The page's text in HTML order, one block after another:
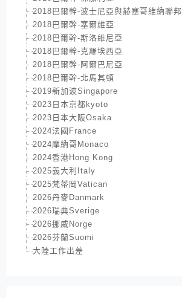
2018巴爾幹-波士尼亞與赫塞哥維納聯邦
2018巴爾幹-塞爾維亞
2018巴爾幹-斯洛維尼亞
2018巴爾幹-克羅埃西亞
2018巴爾幹-阿爾巴尼亞
2018巴爾幹-北馬其頓
2019新加波Singapore
2023日本京都kyoto
2023日本大阪Osaka
2024法國France
2024摩納哥Monaco
2024香港Hong Kong
2025義大利Italy
2025梵蒂岡Vatican
2026丹麥Danmark
2026瑞典Sverige
2026挪威Norge
2026芬蘭Suomi
大陸工作出差